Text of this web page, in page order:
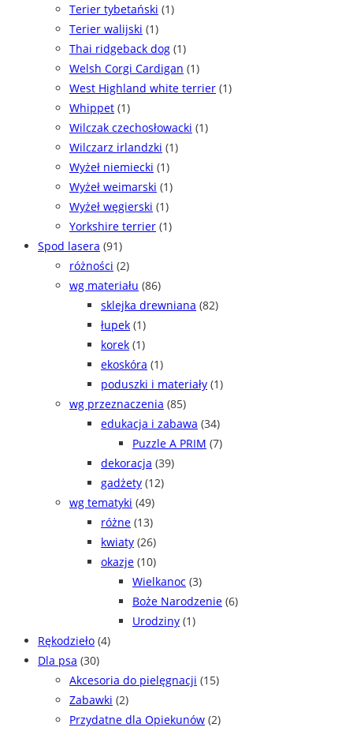
Terier tybetański (1)
Terier walijski (1)
Thai ridgeback dog (1)
Welsh Corgi Cardigan (1)
West Highland white terrier (1)
Whippet (1)
Wilczak czechosłowacki (1)
Wilczarz irlandzki (1)
Wyżeł niemiecki (1)
Wyżeł weimarski (1)
Wyżeł węgierski (1)
Yorkshire terrier (1)
Spod lasera (91)
różności (2)
wg materiału (86)
sklejka drewniana (82)
łupek (1)
korek (1)
ekoskóra (1)
poduszki i materiały (1)
wg przeznaczenia (85)
edukacja i zabawa (34)
Puzzle A PRIM (7)
dekoracja (39)
gadżety (12)
wg tematyki (49)
różne (13)
kwiaty (26)
okazje (10)
Wielkanoc (3)
Boże Narodzenie (6)
Urodziny (1)
Rękodzieło (4)
Dla psa (30)
Akcesoria do pielęgnacji (15)
Zabawki (2)
Przydatne dla Opiekunów (2)